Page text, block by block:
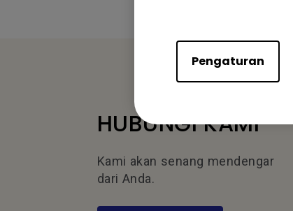
Pengaturan
HUBUNGI KAMI
Kami akan senang mendengar
dari Anda.